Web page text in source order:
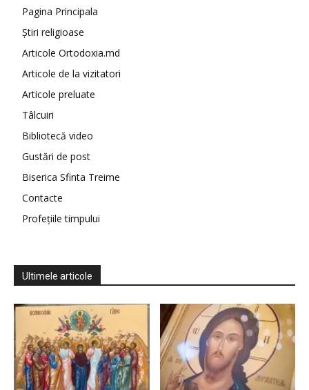
Pagina Principala
Știri religioase
Articole Ortodoxia.md
Articole de la vizitatori
Articole preluate
Tâlcuiri
Bibliotecă video
Gustări de post
Biserica Sfinta Treime
Contacte
Profețiile timpului
Ultimele articole